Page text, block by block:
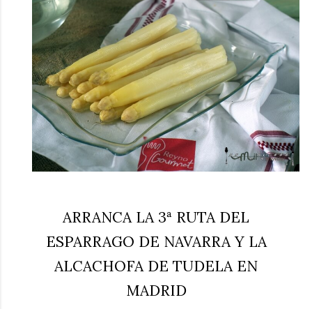
dorado, cargado de proteína y 100% natural. Es el
sustituto perfecto a los frutos se...
ARRANCA LA 3ª RUTA DEL
ESPARRAGO DE NAVARRA Y LA
ALCACHOFA DE TUDELA EN
MADRID